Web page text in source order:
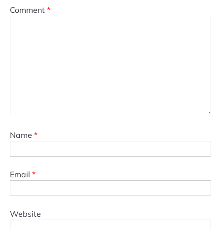
Comment *
Name *
Email *
Website